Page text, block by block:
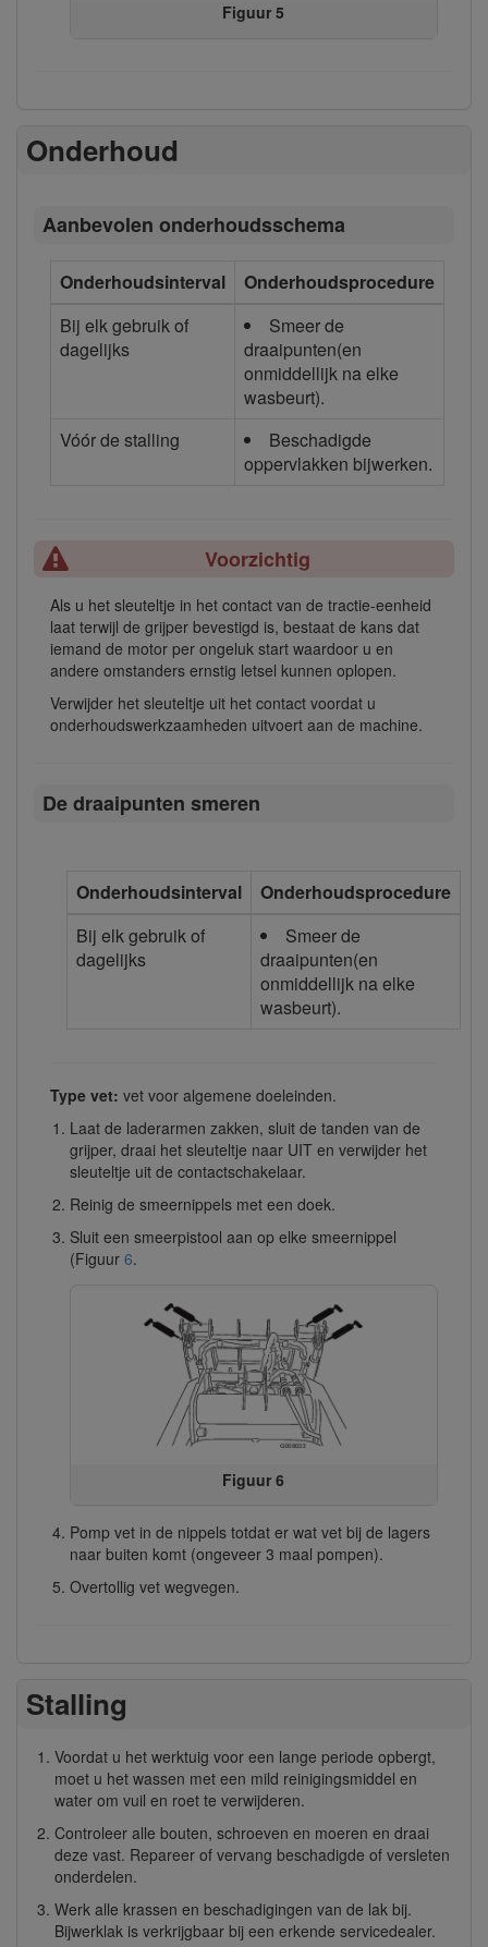
Figuur 5
Onderhoud
Aanbevolen onderhoudsschema
Onderhoudsinterval
Onderhoudsprocedure
Bij elk gebruik of
dagelijks
Smeer de
draaipunten(en
onmiddellijk na elke
wasbeurt).
Vóór de stalling
Beschadigde
oppervlakken bijwerken.
Voorzichtig
Als u het sleuteltje in het contact van de tractie-eenheid
laat terwijl de grijper bevestigd is, bestaat de kans dat
iemand de motor per ongeluk start waardoor u en
andere omstanders ernstig letsel kunnen oplopen.
Verwijder het sleuteltje uit het contact voordat u
onderhoudswerkzaamheden uitvoert aan de machine.
De draaipunten smeren
Onderhoudsinterval
Onderhoudsprocedure
Bij elk gebruik of
dagelijks
Smeer de
draaipunten(en
onmiddellijk na elke
wasbeurt).
Type vet: vet voor algemene doeleinden.
Laat de laderarmen zakken, sluit de tanden van de
grijper, draai het sleuteltje naar UIT en verwijder het
sleuteltje uit de contactschakelaar.
Reinig de smeernippels met een doek.
Sluit een smeerpistool aan op elke smeernippel
(Figuur 6.
Figuur 6
Pomp vet in de nippels totdat er wat vet bij de lagers
naar buiten komt (ongeveer 3 maal pompen).
Overtollig vet wegvegen.
Stalling
Voordat u het werktuig voor een lange periode opbergt,
moet u het wassen met een mild reinigingsmiddel en
water om vuil en roet te verwijderen.
Controleer alle bouten, schroeven en moeren en draai
deze vast. Repareer of vervang beschadigde of versleten
onderdelen.
Werk alle krassen en beschadigingen van de lak bij.
Bijwerklak is verkrijgbaar bij een erkende servicedealer.